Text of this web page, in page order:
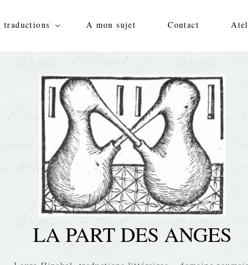
traductions A mon sujet Contact
LA PART DES ANGES